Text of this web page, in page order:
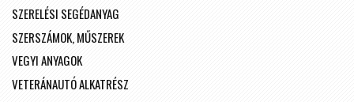
SZERELÉSI SEGÉDANYAG
SZERSZÁMOK, MŰSZEREK
VEGYI ANYAGOK
VETERÁNAUTÓ ALKATRÉSZ